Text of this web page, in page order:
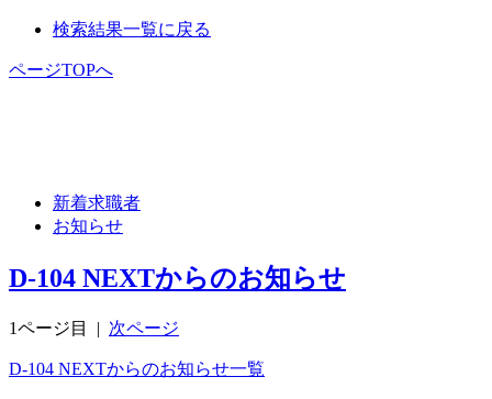
検索結果一覧に戻る
ページTOPへ
新着求職者
お知らせ
D-104 NEXTからのお知らせ
1ページ目 | 次ページ
D-104 NEXTからのお知らせ一覧